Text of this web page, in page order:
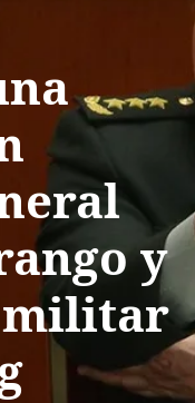
y
militar